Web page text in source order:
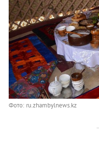
Фото: ru.zhambylnews.kz